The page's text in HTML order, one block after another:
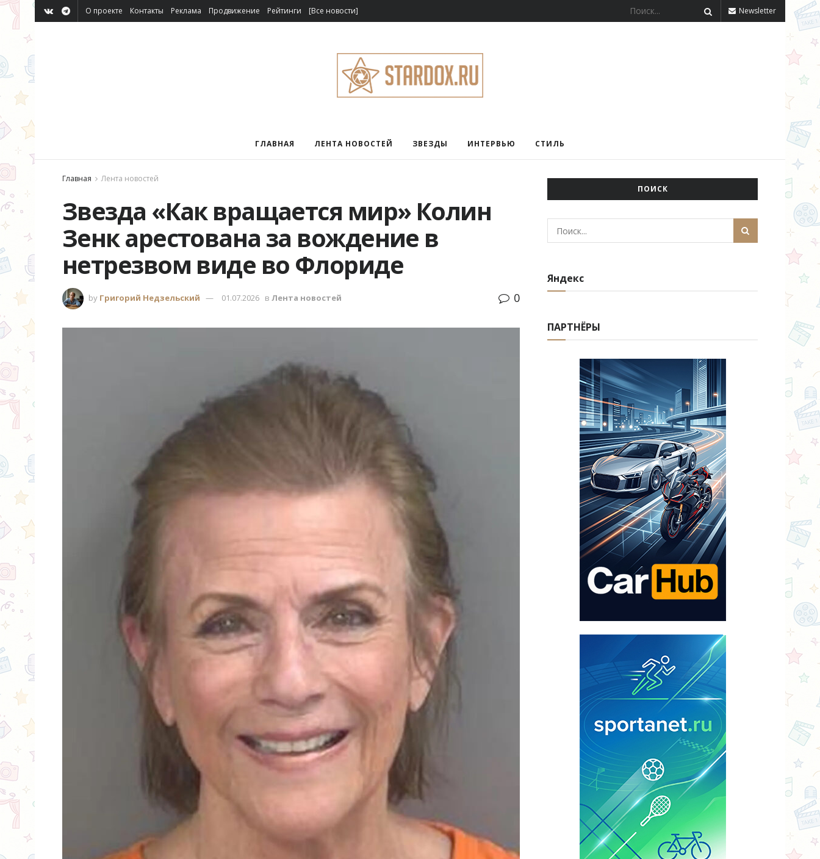
О проекте Контакты Реклама Продвижение Рейтинги [Все новости] Newsletter
ГЛАВНАЯ ЛЕНТА НОВОСТЕЙ ЗВЕЗДЫ ИНТЕРВЬЮ СТИЛЬ
Главная Лента новостей
Звезда «Как вращается мир» Колин
Зенк арестована за вождение в
нетрезвом виде во Флориде
by Григорий Недзельский 01.07.2026 в Лента новостей 0
ПОИСК
Яндекс
ПАРТНЁРЫ